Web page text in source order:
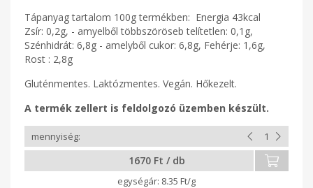
Tápanyag tartalom 100g termékben: Energia 43kcal
Zsír: 0,2g, - amyelből többszöröseb telítetlen: 0,1g,
Szénhidrát: 6,8g - amelyből cukor: 6,8g, Fehérje: 1,6g,
Rost : 2,8g
Gluténmentes. Laktózmentes. Vegán. Hőkezelt.
A termék zellert is feldolgozó üzemben készült.
1670 Ft / db
8.35 Ft/g